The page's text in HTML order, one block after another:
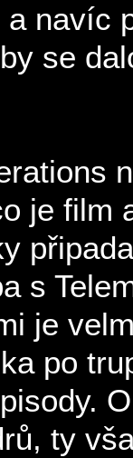
navíc
se
je film
s
je
po
ty